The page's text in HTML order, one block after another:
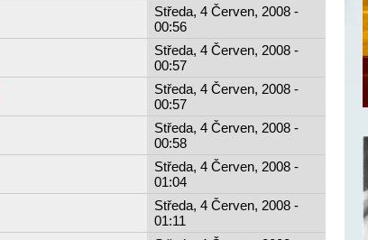
Středa, 4 Červen, 2008 -
00:56
Středa, 4 Červen, 2008 -
00:57
Středa, 4 Červen, 2008 -
00:57
Středa, 4 Červen, 2008 -
00:58
Středa, 4 Červen, 2008 -
01:04
Středa, 4 Červen, 2008 -
01:11